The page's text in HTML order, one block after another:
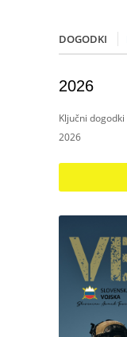
DOGODKI
2026
Ključni dogodki
2026